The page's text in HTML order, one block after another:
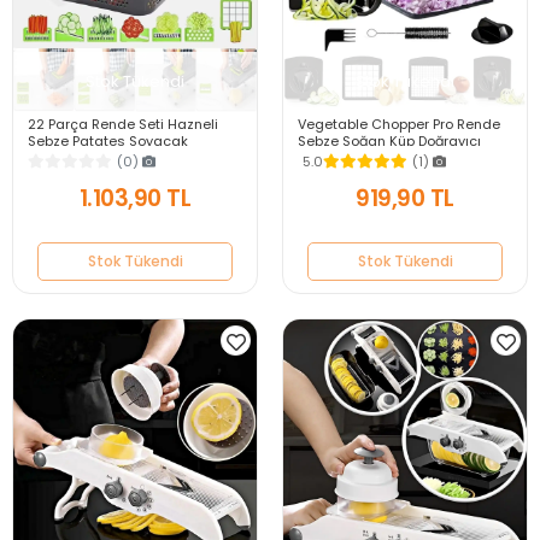
Stok Tükendi
22 Parça Rende Seti Hazneli
Sebze Patates Soyacak
Dilimleyici Küp Doğrayıcı Kesici
(0)
1.103,90 TL
Stok Tükendi
Stok Tükendi
Vegetable Chopper Pro Rende
Sebze Soğan Küp Doğrayıcı
Dilimleyici Spiral Kesici Dicer
Rende Seti
5.0 (1)
919,90 TL
Stok Tükendi